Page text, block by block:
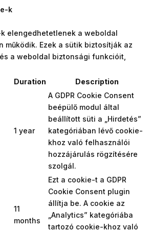
k
elengedhetetlenek a weboldal
működik. Ezek a sütik biztosítják az
a weboldal biztonsági funkcióit,
Duration Description
1 year
A GDPR Cookie Consent
beépülő modul által
beállított süti a „Hirdetés”
kategóriában lévő cookie-
khoz való felhasználói
hozzájárulás rögzítésére
szolgál.
11
months
Ezt a cookie-t a GDPR
Cookie Consent plugin
állítja be. A cookie az
„Analytics” kategóriába
tartozó cookie-khoz való